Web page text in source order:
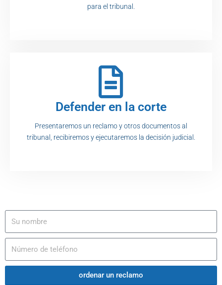
para el tribunal.
Defender en la corte
Presentaremos un reclamo y otros documentos al
tribunal, recibiremos y ejecutaremos la decisión judicial.
ordenar un reclamo